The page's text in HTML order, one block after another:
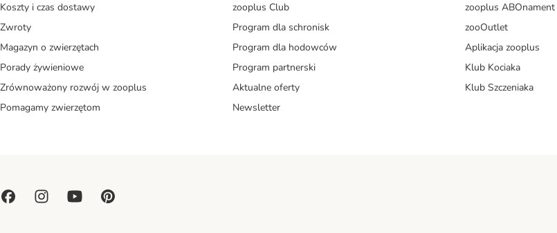
Koszty i czas dostawy
Zwroty
Magazyn o zwierzętach
Porady żywieniowe
Zrównoważony rozwój w zooplus
Pomagamy zwierzętom
zooplus Club
Program dla schronisk
Program dla hodowców
Program partnerski
Aktualne oferty
Newsletter
zooplus ABOnament
zooOutlet
Aplikacja zooplus
Klub Kociaka
Klub Szczeniaka